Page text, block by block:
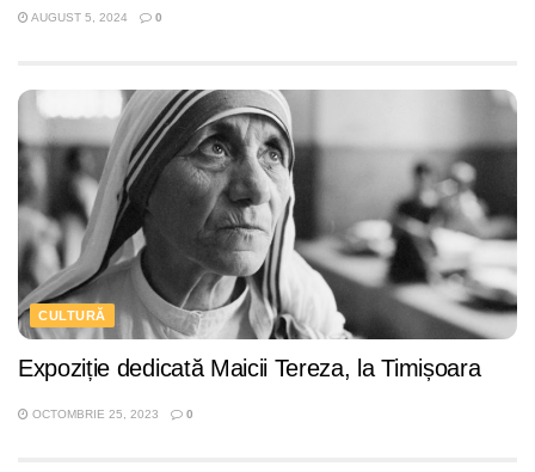
AUGUST 5, 2024 0
CULTURĂ
Expoziție dedicată Maicii Tereza, la Timișoara
OCTOMBRIE 25, 2023 0